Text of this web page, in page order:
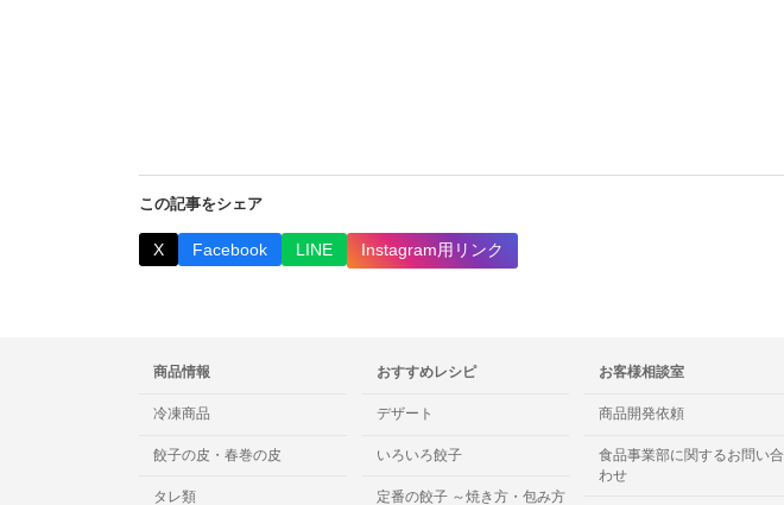
この記事をシェア
X Facebook LINE Instagram用リンク
商品情報
冷凍商品
餃子の皮・春巻の皮
タレ類
おすすめレシピ
デザート
いろいろ餃子
定番の餃子 ～焼き方・包み方
お客様相談室
商品開発依頼
食品事業部に関するお問い合
わせ